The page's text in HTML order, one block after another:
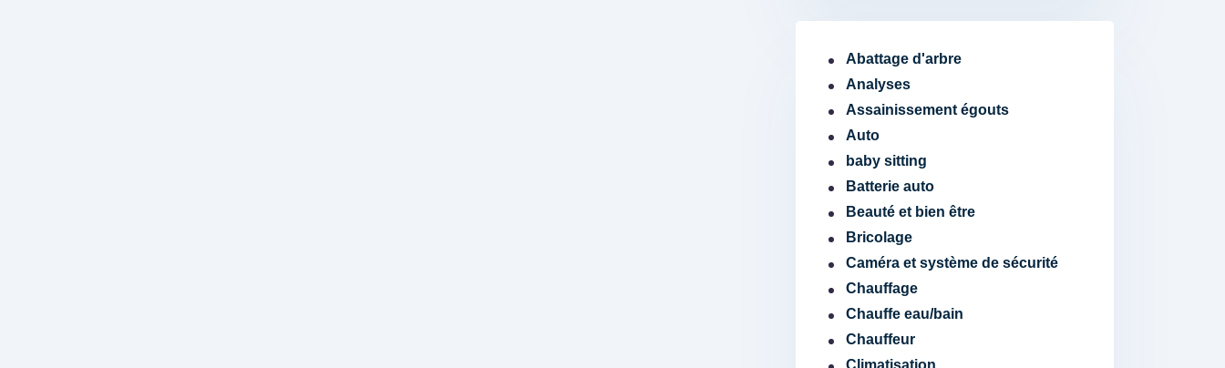
Abattage d'arbre
Analyses
Assainissement égouts
Auto
baby sitting
Batterie auto
Beauté et bien être
Bricolage
Caméra et système de sécurité
Chauffage
Chauffe eau/bain
Chauffeur